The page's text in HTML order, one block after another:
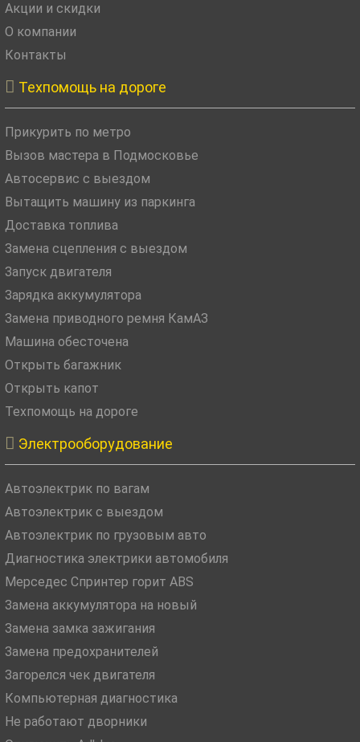
Акции и скидки
О компании
Контакты
 Техпомощь на дороге
Прикурить по метро
Вызов мастера в Подмосковье
Автосервис с выездом
Вытащить машину из паркинга
Доставка топлива
Замена сцепления с выездом
Запуск двигателя
Зарядка аккумулятора
Замена приводного ремня КамАЗ
Машина обесточена
Открыть багажник
Открыть капот
Техпомощь на дороге
 Электрооборудование
Автоэлектрик по вагам
Автоэлектрик с выездом
Автоэлектрик по грузовым авто
Диагностика электрики автомобиля
Мерседес Спринтер горит ABS
Замена аккумулятора на новый
Замена замка зажигания
Замена предохранителей
Загорелся чек двигателя
Компьютерная диагностика
Не работают дворники